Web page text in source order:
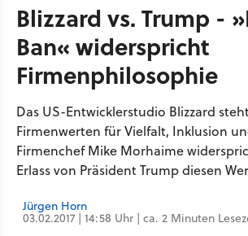
Blizzard vs. Trump -
Ban« widerspricht
Firmenphilosophie
Das US-Entwicklerstudio Blizzard
Firmenwerten für Vielfalt, Inklusion
Firmenchef Mike Morhaime
Erlass von Präsident Trump diesen
Jürgen Horn
03.02.2017 | 14:58 Uhr | ca. 2 Minuten